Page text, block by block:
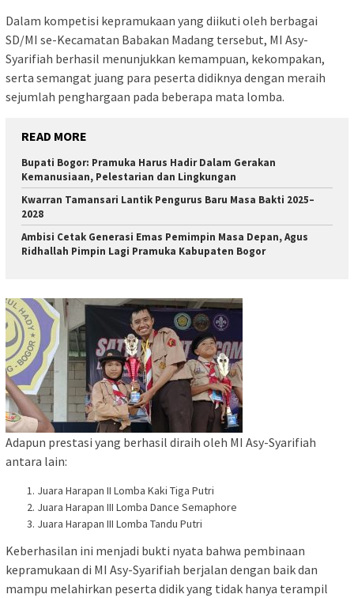
Dalam kompetisi kepramukaan yang diikuti oleh berbagai
SD/MI se-Kecamatan Babakan Madang tersebut, MI Asy-
Syarifiah berhasil menunjukkan kemampuan, kekompakan,
serta semangat juang para peserta didiknya dengan meraih
sejumlah penghargaan pada beberapa mata lomba.
READ MORE
Bupati Bogor: Pramuka Harus Hadir Dalam Gerakan
Kemanusiaan, Pelestarian dan Lingkungan
Kwarran Tamansari Lantik Pengurus Baru Masa Bakti 2025–
2028
Ambisi Cetak Generasi Emas Pemimpin Masa Depan, Agus
Ridhallah Pimpin Lagi Pramuka Kabupaten Bogor
Adapun prestasi yang berhasil diraih oleh MI Asy-Syarifiah
antara lain:
Juara Harapan II Lomba Kaki Tiga Putri
Juara Harapan III Lomba Dance Semaphore
Juara Harapan III Lomba Tandu Putri
Keberhasilan ini menjadi bukti nyata bahwa pembinaan
kepramukaan di MI Asy-Syarifiah berjalan dengan baik dan
mampu melahirkan peserta didik yang tidak hanya terampil